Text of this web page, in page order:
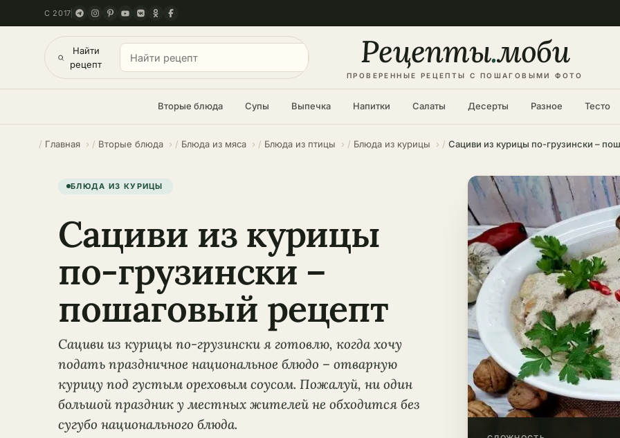
С 2017
Найти
рецепт
Рецепты.моби
ПРОВЕРЕННЫЕ РЕЦЕПТЫ С ПОШАГОВЫМИ ФОТО
Вторые блюда Супы Выпечка Напитки Салаты Десерты Разное Тесто
Главная Вторые блюда Блюда из мяса Блюда из птицы Блюда из курицы Сациви из курицы по-грузински –
БЛЮДА ИЗ КУРИЦЫ
Сациви из курицы
по-грузински –
пошаговый рецепт
Сациви из курицы по-грузински я готовлю, когда хочу
подать праздничное национальное блюдо – отварную
курицу под густым ореховым соусом. Пожалуй, ни один
большой праздник у местных жителей не обходится без
сугубо национального блюда.